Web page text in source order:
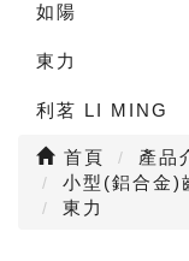
如陽
東力
利茗 LI MING
首頁
產品
小型(鋁合金
東力